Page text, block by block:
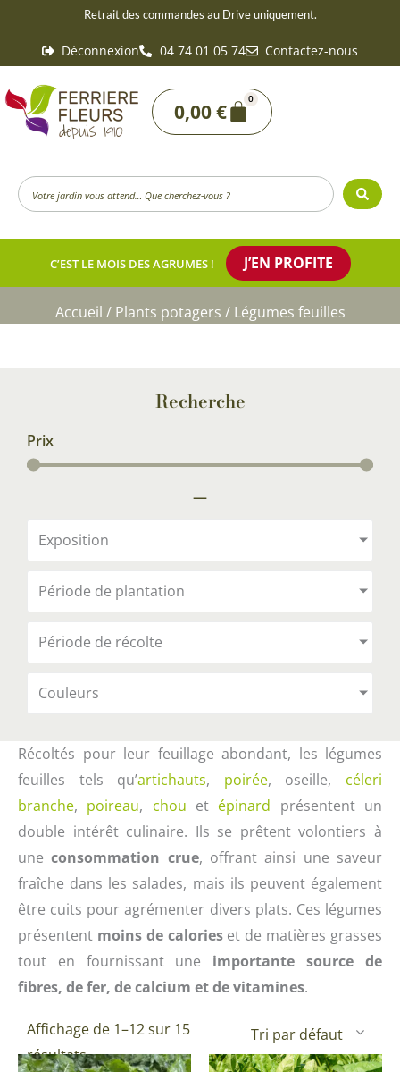
contenu
Retrait des commandes au Drive uniquement.
Déconnexion 04 74 01 05 74 Contactez-nous
0,00€
0
Panier
Search
...
C’EST LE MOIS DES AGRUMES ! J’EN PROFITE
Accueil / Plants potagers / Légumes feuilles
Recherche
Prix
—
Exposition
Période de plantation
Période de récolte
Couleurs
Récoltés pour leur feuillage abondant, les légumes
feuilles tels qu’artichauts, poirée, oseille, céleri
branche, poireau, chou et épinard présentent un
double intérêt culinaire. Ils se prêtent volontiers à
uneconsommation crue, offrant ainsi une saveur
fraîche dans les salades, mais ils peuvent également
être cuits pour agrémenter divers plats. Ces légumes
présentent moins de calorieset de matières grasses
tout en fournissant une importante source de
fibres, de fer, de calcium et de vitamines.
Affichage de 1–12 sur 15
résultats